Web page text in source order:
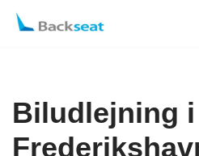
Biludlejning i